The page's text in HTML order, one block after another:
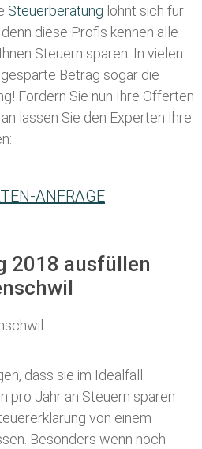
Steuerberatung lohnt sich für
diese Profis kennen alle
Steuern sparen. In vielen
Betrag sogar die
Fordern Sie nun Ihre Offerten
lassen Sie den Experten Ihre
ANFRAGE
2018 ausfüllen
dass sie im Idealfall
pro Jahr an Steuern sparen
von einem
. Besonders wenn noch